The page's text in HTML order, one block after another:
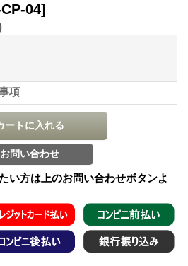
04]
項
い方は上のお問い合わせボタンよ